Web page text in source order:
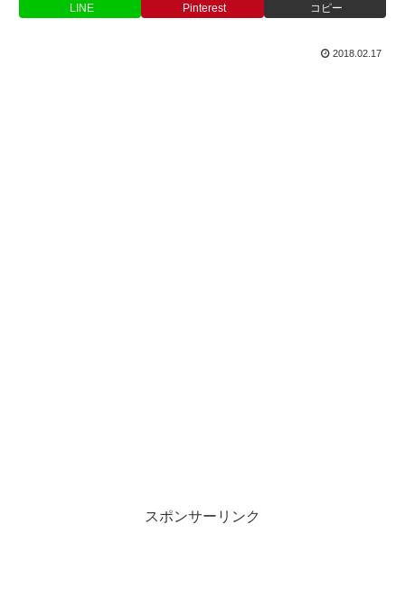
LINE Pinterest コピー
2018.02.17
スポンサーリンク